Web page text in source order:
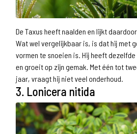
De Taxus heeft naalden en lijkt
Wat wel vergelijkbaar is, is dat hij met
vormen te snoeien is. Hij heeft
en groeit op zijn gemak. Met één tot
jaar, vraagt hij niet veel onderhoud.
3. Lonicera nitida